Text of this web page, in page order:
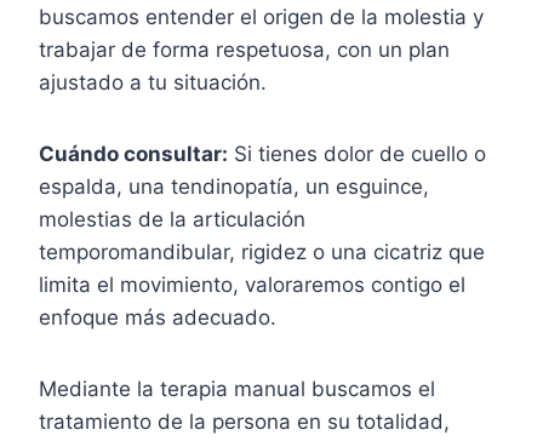
buscamos entender el origen de la molestia y
trabajar de forma respetuosa, con un plan
ajustado a tu situación.
Cuándo consultar: Si tienes dolor de cuello o
espalda, una tendinopatía, un esguince,
molestias de la articulación
temporomandibular, rigidez o una cicatriz que
limita el movimiento, valoraremos contigo el
enfoque más adecuado.
Mediante la terapia manual buscamos el
tratamiento de la persona en su totalidad,